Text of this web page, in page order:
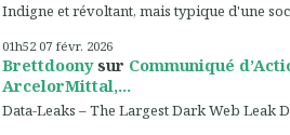
Indigne et révoltant, mais typique d'une
01h52 07 févr. 2026
Brettdoonysur Communiqué
ArcelorMittal,...
Data-Leaks – The Largest Dark Web Leak